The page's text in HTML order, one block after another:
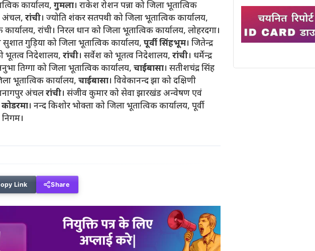
कार्यालय, गुमला। राकेश रोशन पन्ना को जिला भूतात्विक
अंचल, रांची। ज्योति शंकर सतपथी को जिला भूतात्विक कार्यालय,
रांची। निरल धान को जिला भूतात्विक कार्यालय, लोहरदगा।
सुशात गुड़िया को जिला भूतात्विक कार्यालय, पूर्वी सिंहभूम। जितेन्द्र
भूतत्व निदेशालय, रांची। सर्वेश को भूतत्व निदेशालय, रांची। धर्मेन्द्र
तिग्गा को जिला भूतात्विक कार्यालय, चाईबासा। सतीशचंद्र सिंह
भूतात्विक कार्यालय, चाईबासा। विवेकानन्द झा को दक्षिणी
अंचलरांची। संजीव कुमार को सेवा झारखंड अन्वेषण एवं
कोडरमा। नन्द किशोर भोक्ता को जिला भूतात्विक कार्यालय, पूर्वी
Link Share